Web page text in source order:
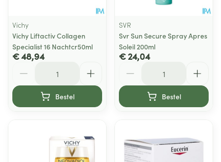
Vichy
Vichy Liftactiv Collagen
Specialist 16 Nachtcr50ml
€ 48,94
Bestel
SVR
Svr Sun Secure Spray Apres
Soleil 200ml
€ 24,04
Bestel